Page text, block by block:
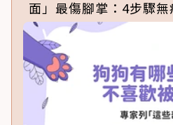
面」最傷腳掌：4步驟無